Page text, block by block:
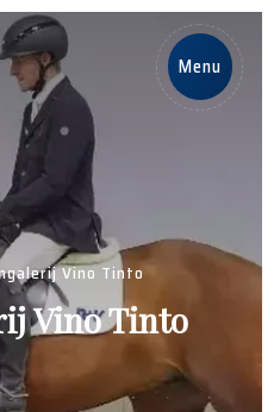
Menu
Vino Tinto
Vino Tinto